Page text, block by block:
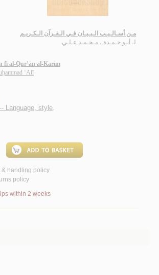
مـن أسـالـيـب الـبـيـان فـي الـقـرآن الـكـريـم
لـ أبـو حـمـدة ، مـحـمـد عـلـي
fī al-Qur’ān al-Karīm
‘Alī
Language, style.
& handling policy
policy
within 2 weeks